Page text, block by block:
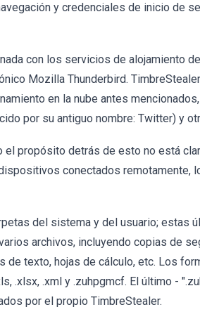
y credenciales de inicio de
con los servicios de alojamiento
Mozilla Thunderbird.
en la nube antes
por su antiguo nombre: Twitter) y
el propósito detrás de esto no está
conectados remotamente,
del sistema y del usuario; estas
archivos, incluyendo copias de
texto, hojas de cálculo, etc. Los
.xlsx, .xml y .zuhpgmcf. El último -
por el propio TimbreStealer.